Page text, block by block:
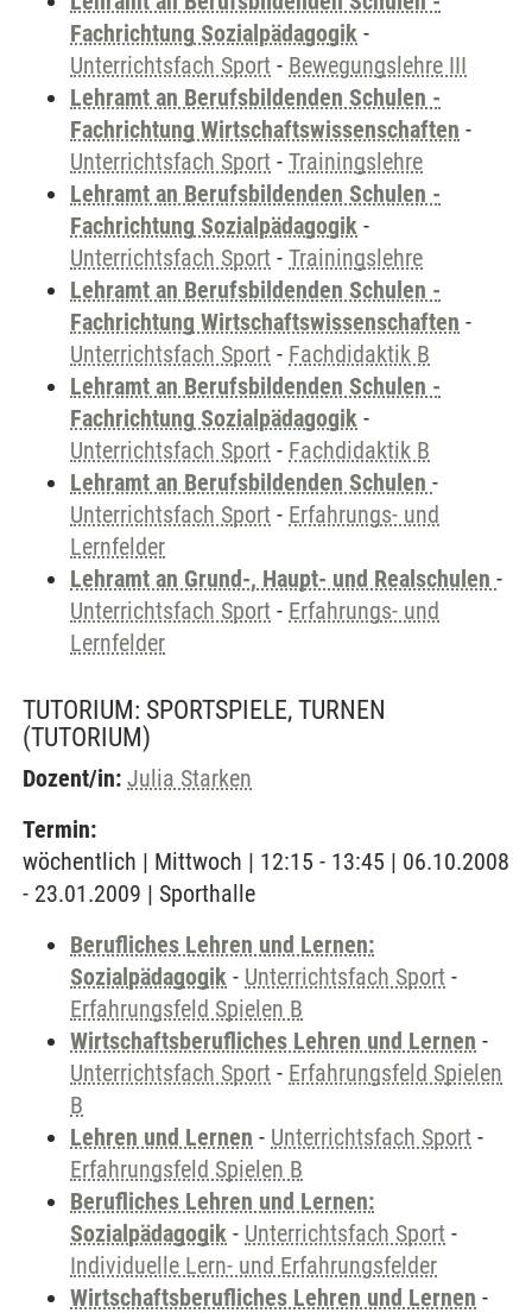
Fachrichtung Sozialpädagogik -
Unterrichtsfach Sport - Bewegungslehre III
Lehramt an Berufsbildenden Schulen -
Fachrichtung Wirtschaftswissenschaften -
Unterrichtsfach Sport - Trainingslehre
Lehramt an Berufsbildenden Schulen -
Fachrichtung Sozialpädagogik -
Unterrichtsfach Sport - Trainingslehre
Lehramt an Berufsbildenden Schulen -
Fachrichtung Wirtschaftswissenschaften -
Unterrichtsfach Sport - Fachdidaktik B
Lehramt an Berufsbildenden Schulen -
Fachrichtung Sozialpädagogik -
Unterrichtsfach Sport - Fachdidaktik B
Lehramt an Berufsbildenden Schulen -
Unterrichtsfach Sport - Erfahrungs- und
Lernfelder
Lehramt an Grund-, Haupt- und Realschulen -
Unterrichtsfach Sport - Erfahrungs- und
Lernfelder
TUTORIUM: SPORTSPIELE, TURNEN
(TUTORIUM)
Dozent/in: Julia Starken
Termin:
wöchentlich | Mittwoch | 12:15 - 13:45 | 06.10.2008
- 23.01.2009 | Sporthalle
Berufliches Lehren und Lernen:
Sozialpädagogik - Unterrichtsfach Sport -
Erfahrungsfeld Spielen B
Wirtschaftsberufliches Lehren und Lernen -
Unterrichtsfach Sport - Erfahrungsfeld Spielen
B
Lehren und Lernen - Unterrichtsfach Sport -
Erfahrungsfeld Spielen B
Berufliches Lehren und Lernen:
Sozialpädagogik - Unterrichtsfach Sport -
Individuelle Lern- und Erfahrungsfelder
Wirtschaftsberufliches Lehren und Lernen -